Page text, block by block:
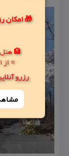
🏨
⭐ از 1 تا 5 ستاره | فولبرد | نزدیک حرم
رزرو